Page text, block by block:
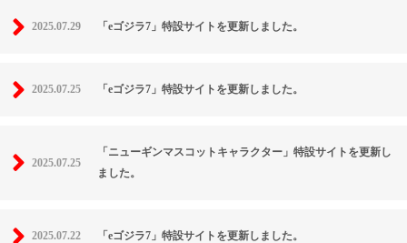
2025.07.29 「eゴジラ7」特設サイトを更新しました。
2025.07.25 「eゴジラ7」特設サイトを更新しました。
2025.07.25
「ニューギンマスコットキャラクター」特設サイトを更新し
ました。
2025.07.22 「eゴジラ7」特設サイトを更新しました。